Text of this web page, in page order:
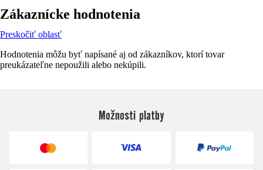
Zákaznícke hodnotenia
Preskočiť oblasť
Hodnotenia môžu byť napísané aj od zákazníkov, ktorí tovar
preukázateľne nepoužili alebo nekúpili.
Možnosti platby